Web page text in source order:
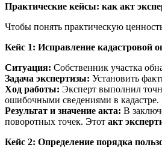
Практические кейсы: как акт
Чтобы понять практическую
Кейс 1: Исправление кадастровой
Ситуация: Собственник участка
Задача экспертизы: Установить
Ход работы: Эксперт выполнил
ошибочными сведениями в кадастре.
Результат и значение акта: В
поворотных точек. Этот акт
Кейс 2: Определение порядка